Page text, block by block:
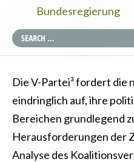
Bundesregierung
Die V-Partei³ fordert die
eindringlich auf, ihre
Bereichen grundlegend
Herausforderungen der
Analyse des